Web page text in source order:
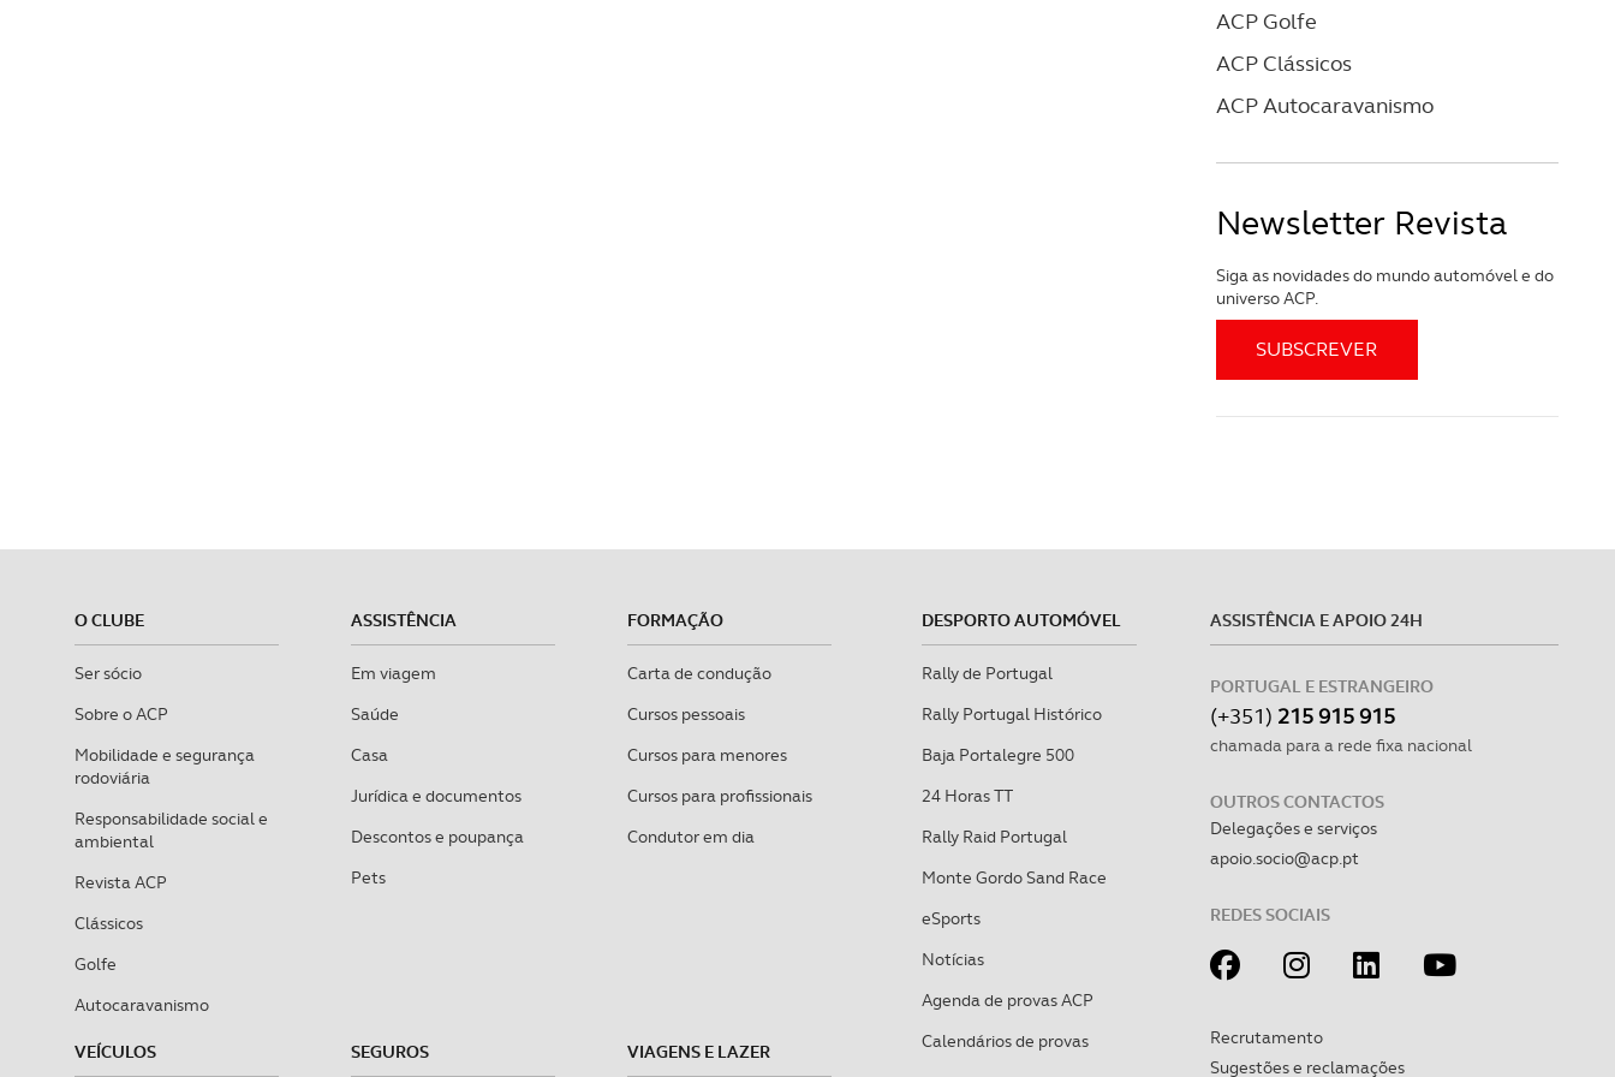
ACP Golfe
ACP Clássicos
ACP Autocaravanismo
Newsletter Revista
Siga as novidades do mundo automóvel e do
universo ACP.
O CLUBE
Ser sócio
Sobre o ACP
Mobilidade e segurança
rodoviária
Responsabilidade social e
ambiental
Revista ACP
Clássicos
Golfe
Autocaravanismo
ASSISTÊNCIA
Em viagem
Saúde
Casa
Jurídica e documentos
Descontos e poupança
Pets
FORMAÇÃO
Carta de condução
Cursos pessoais
Cursos para menores
Cursos para profissionais
Condutor em dia
VEÍCULOS SEGUROS VIAGENS E LAZER
DESPORTO AUTOMÓVEL
Rally de Portugal
Rally Portugal Histórico
Baja Portalegre 500
24 Horas TT
Rally Raid Portugal
Monte Gordo Sand Race
eSports
Notícias
Agenda de provas ACP
Calendários de provas
ASSISTÊNCIA E APOIO 24H
PORTUGAL E ESTRANGEIRO
(+351) 215 915 915
chamada para a rede fixa nacional
OUTROS CONTACTOS
Delegações e serviços
apoio.socio@acp.pt
REDES SOCIAIS
Recrutamento
Sugestões e reclamações